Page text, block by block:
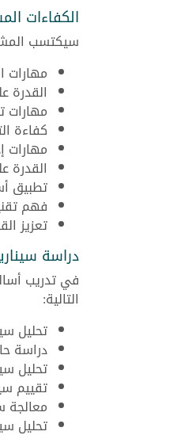
الكفاءات
سيكتسب
مهارات
القدرة
مهارات
كفاءة
مهارات
القدرة
تطبيق
فهم
تعزيز
دراسة
في تدريب
التالية:
تحليل
دراسة
تحليل
تقييم
معالجة
تحليل